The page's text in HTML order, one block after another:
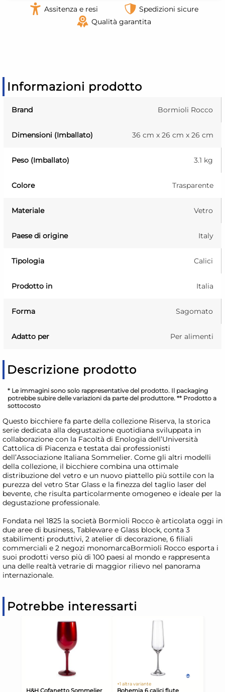
Assitenza e resi
Spedizioni sicure
Qualità garantita
Informazioni prodotto
Brand Bormioli Rocco
Dimensioni (Imballato) 36 cm x 26 cm x 26 cm
Peso (Imballato) 3.1 kg
Colore Trasparente
Materiale Vetro
Paese di origine Italy
Tipologia Calici
Prodotto in Italia
Forma Sagomato
Adatto per Per alimenti
Descrizione prodotto
* Le immagini sono solo rappresentative del prodotto. Il packaging
potrebbe subire delle variazioni da parte del produttore. ** Prodotto a
sottocosto
Questo bicchiere fa parte della collezione Riserva, la storica
serie dedicata alla degustazione quotidiana sviluppata in
collaborazione con la Facoltà di Enologia dell’Università
Cattolica di Piacenza e testata dai professionisti
dell’Associazione Italiana Sommelier. Come gli altri modelli
della collezione, il bicchiere combina una ottimale
distribuzione del vetro e un nuovo piattello più sottile con la
purezza del vetro Star Glass e la finezza del taglio laser del
bevente, che risulta particolarmente omogeneo e ideale per la
degustazione professionale.
Fondata nel 1825 la società Bormioli Rocco è articolata oggi in
due aree di business, Tableware e Glass block, conta 3
stabilimenti produttivi, 2 atelier di decorazione, 6 filiali
commerciali e 2 negozi monomarcaBormioli Rocco esporta i
suoi prodotti verso più di 100 paesi al mondo e rappresenta
una delle realtà vetrarie di maggior rilievo nel panorama
internazionale.
Potrebbe interessarti